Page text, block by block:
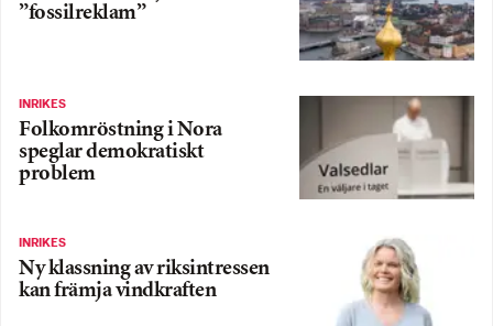
”fossilreklam”
INRIKES
Folkomröstning i Nora
speglar demokratiskt
problem
INRIKES
Ny klassning av riksintressen
kan främja vindkraften